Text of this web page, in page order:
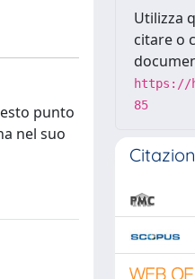
punto
nel suo
Utilizza
citare o
https://
85